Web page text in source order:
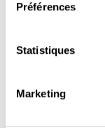
Préférences
Statistiques
Marketing